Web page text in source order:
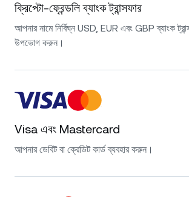
ক্রিপ্টো-ফ্রেন্ডলি ব্যাংক ট্রান্সফার
আপনার নামে নির্বিঘ্ন USD, EUR এবং GBP ব্যাংক
উপভোগ করুন।
Visa এবং Mastercard
আপনার ডেবিট বা ক্রেডিট কার্ড ব্যবহার করুন।